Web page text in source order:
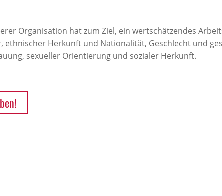
Organisation hat zum Ziel, ein wertschätzendes
ethnischer Herkunft und Nationalität, Geschlecht und
sexueller Orientierung und sozialer Herkunft.